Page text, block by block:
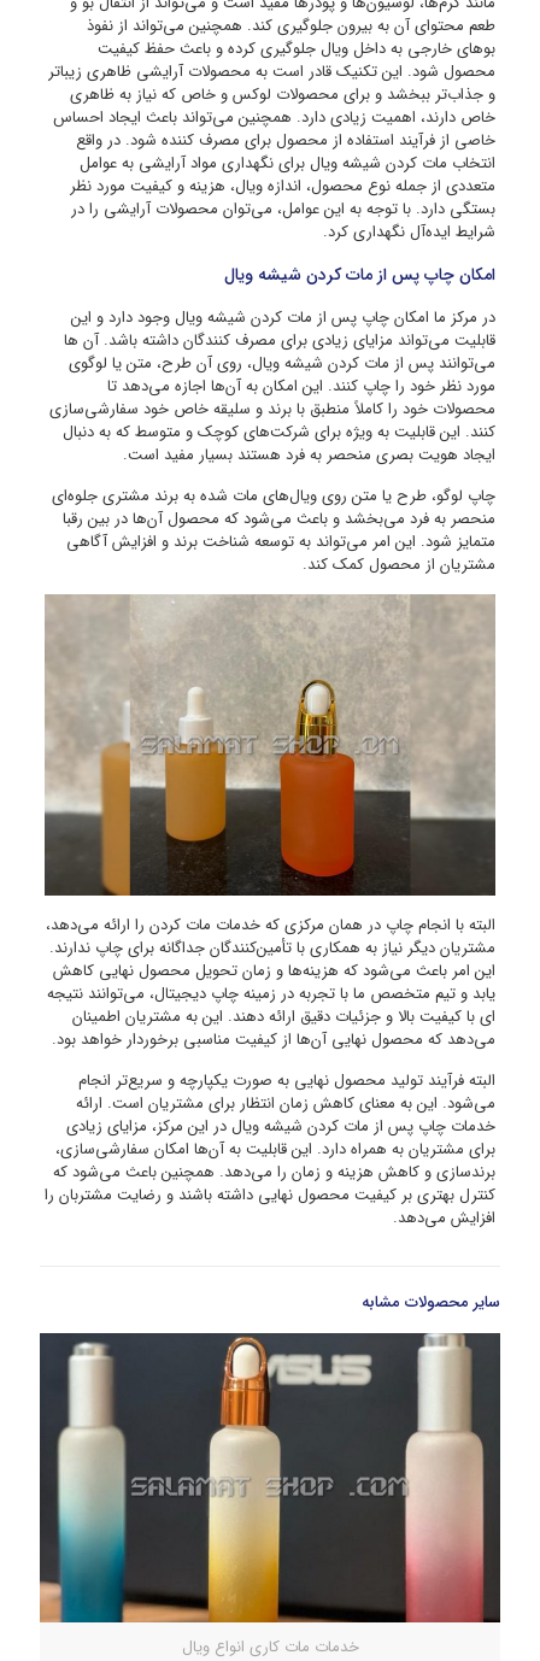
طعم محتوای آن به بیرون جلوگیری کند. همچنین می‌تواند از نفوذ
بوهای خارجی به داخل ویال جلوگیری کرده و باعث حفظ کیفیت
محصول شود. این تکنیک قادر است به محصولات آرایشی ظاهری زیباتر
و جذاب‌تر ببخشد و برای محصولات لوکس و خاص که نیاز به ظاهری
خاص دارند، اهمیت زیادی دارد. همچنین می‌تواند باعث ایجاد احساس
خاصی از فرآیند استفاده از محصول برای مصرف کننده شود. در واقع
انتخاب مات کردن شیشه ویال برای نگهداری مواد آرایشی به عوامل
متعددی از جمله نوع محصول، اندازه ویال، هزینه و کیفیت مورد نظر
بستگی دارد. با توجه به این عوامل، می‌توان محصولات آرایشی را در
شرایط ایده‌آل نگهداری کرد.
امکان چاپ پس از مات کردن شیشه ویال
در مرکز ما امکان چاپ پس از مات کردن شیشه ویال وجود دارد و این
قابلیت می‌تواند مزایای زیادی برای مصرف کنندگان داشته باشد. آن ها
می‌توانند پس از مات کردن شیشه ویال، روی آن طرح، متن یا لوگوی
مورد نظر خود را چاپ کنند. این امکان به آن‌ها اجازه می‌دهد تا
محصولات خود را کاملاً منطبق با برند و سلیقه خاص خود سفارشی‌سازی
کنند. این قابلیت به ویژه برای شرکت‌های کوچک و متوسط که به دنبال
ایجاد هویت بصری منحصر به فرد هستند بسیار مفید است.
چاپ لوگو، طرح یا متن روی ویال‌های مات شده به برند مشتری جلوه‌ای
منحصر به فرد می‌بخشد و باعث می‌شود که محصول آن‌ها در بین رقبا
متمایز شود. این امر می‌تواند به توسعه شناخت برند و افزایش آگاهی
مشتریان از محصول کمک کند.
البته با انجام چاپ در همان مرکزی که خدمات مات کردن را ارائه می‌دهد،
مشتریان دیگر نیاز به همکاری با تأمین‌کنندگان جداگانه برای چاپ ندارند.
این امر باعث می‌شود که هزینه‌ها و زمان تحویل محصول نهایی کاهش
یابد و تیم متخصص ما با تجربه در زمینه چاپ دیجیتال، می‌توانند نتیجه
ای با کیفیت بالا و جزئیات دقیق ارائه دهند. این به مشتریان اطمینان
می‌دهد که محصول نهایی آن‌ها از کیفیت مناسبی برخوردار خواهد بود.
البته فرآیند تولید محصول نهایی به صورت یکپارچه و سریع‌تر انجام
می‌شود. این به معنای کاهش زمان انتظار برای مشتریان است. ارائه
خدمات چاپ پس از مات کردن شیشه ویال در این مرکز، مزایای زیادی
برای مشتریان به همراه دارد. این قابلیت به آن‌ها امکان سفارشی‌سازی،
برندسازی و کاهش هزینه و زمان را می‌دهد. همچنین باعث می‌شود که
کنترل بهتری بر کیفیت محصول نهایی داشته باشند و رضایت مشتربان را
افزایش می‌دهد.
سایر محصولات مشابه
خدمات مات کاری انواع ویال